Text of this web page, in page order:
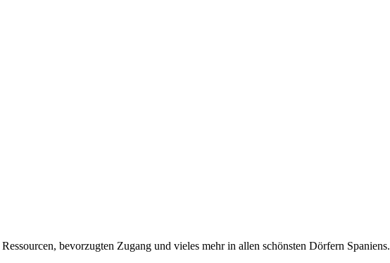
bevorzugten Zugang und vieles mehr in allen schönsten Dörfern Spaniens.